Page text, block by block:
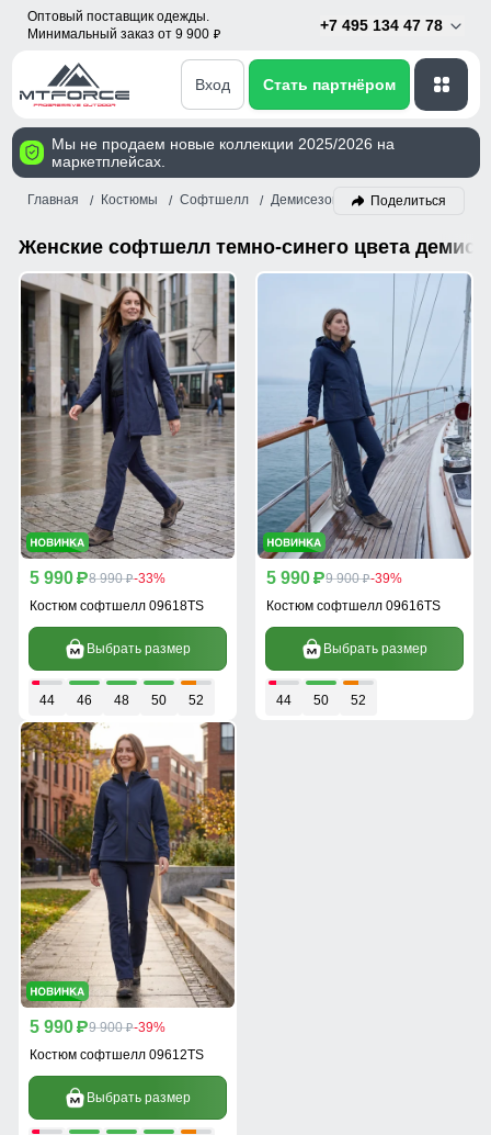
Оптовый поставщик одежды.
Минимальный заказ от 9 900 p
+7 495 134 47 78
Вход Стать партнёром
Мы не продаем новые коллекции 2025/2026 на
маркетплейсах.
Главная Костюмы Софтшелл Демисезон Женский Темно-
Поделиться
Женские софтшелл темно-синего цвета
5 990 p8 990 p-33%
Костюм софтшелл 09618TS
Выбрать размер
44 46 48 50 52
5 990 p9 900 p-39%
Костюм софтшелл 09616TS
Выбрать размер
44 50 52
5 990 p9 900 p-39%
Костюм софтшелл 09612TS
Выбрать размер